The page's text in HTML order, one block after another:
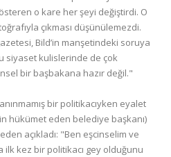
o kare her şeyi değiştirdi. O
çıkması düşünülemezdi.
Bild’in manşetindeki soruya
siyaset kulislerinde de çok
bir başbakana hazır değil."
bir politikacıyken eyalet
hükümet eden belediye başkanı)
açıkladı: "Ben eşcinselim ve
ilk kez bir politikacı gey olduğunu